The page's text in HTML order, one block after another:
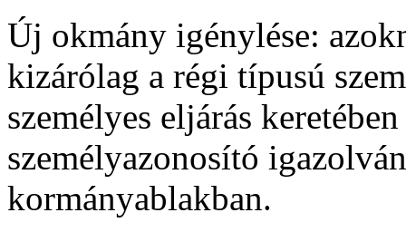
Új okmány igénylése:
kizárólag a régi típusú
személyes eljárás
személyazonosító
kormányablakban.